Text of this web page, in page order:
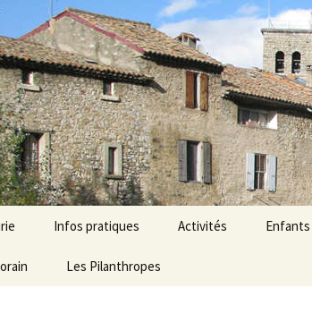
municipal
Infos pratiques
Agenda
Activités Enfants
Les Pilanthropes